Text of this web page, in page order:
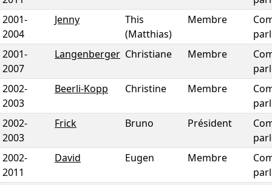
2001-
2004
Jenny
This
(Matthias)
Membre
2001-
2007
Langenberger Christiane Membre
2002-
2003
Beerli-Kopp Christine Membre
2002-
2003
Frick Bruno Président
2002-
2011
David Eugen Membre